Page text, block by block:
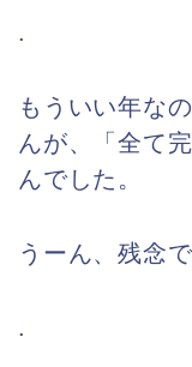
.
もういい年な
んが、「全て
んでした。
うーん、残念で
.